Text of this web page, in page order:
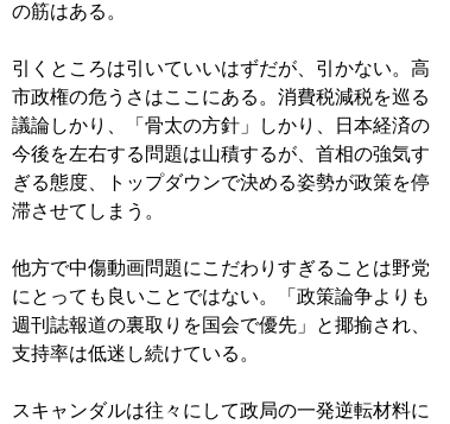
の筋はある。
引くところは引いていいはずだが、引かない。高
市政権の危うさはここにある。消費税減税を巡る
議論しかり、「骨太の方針」しかり、日本経済の
今後を左右する問題は山積するが、首相の強気す
ぎる態度、トップダウンで決める姿勢が政策を停
滞させてしまう。
他方で中傷動画問題にこだわりすぎることは野党
にとっても良いことではない。「政策論争よりも
週刊誌報道の裏取りを国会で優先」と揶揄され、
支持率は低迷し続けている。
スキャンダルは往々にして政局の一発逆転材料に